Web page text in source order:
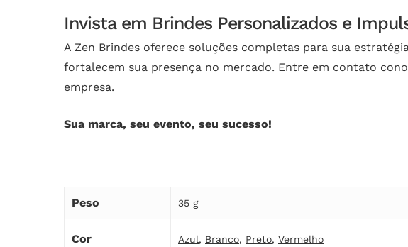
Invista em Brindes Personalizados e
A Zen Brindes oferece soluções completas para sua
fortalecem sua presença no mercado. Entre em contato
empresa.
Sua marca, seu evento, seu sucesso!
Peso 35 g
Cor Azul, Branco, Preto, Vermelho